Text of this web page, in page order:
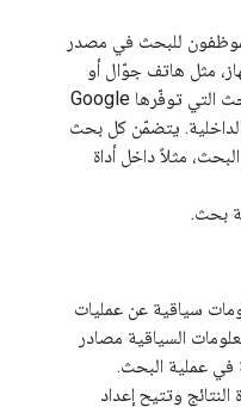
للبحث في مصدر
مثل هاتف جوّال أو
كمبيوتر مكتبي. يمكنك أيضًا نشر أداة البحث التي توفّرها Google
الداخلية. يتضمّن كل بحث
مثلاً داخل أداة
سياقية عن عمليات
السياقية مصادر
في عملية البحث.
وتتيح إعداد